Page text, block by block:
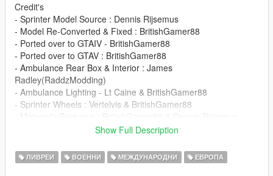
Credit's
- Sprinter Model Source : Dennis Rijsemus
- Model Re-Converted & Fixed : BritishGamer88
- Ported over to GTAIV - BritishGamer88
- Ported over to GTAV : BritishGamer88
- Ambulance Rear Box & Interior : James
Radley(RaddzModding)
- Ambulance Lighting - Lt Caine & BritishGamer88
- Sprinter Wheels : Vertelvis & BritishGamer88
- Templated : BritishGamer88
- Skin: Veurrulve
- Plates - BritishGamer88
Show Full Description
ЛИВРЕИ ВОЕННИ МЕЖДУНАРОДНИ ЕВРОПА